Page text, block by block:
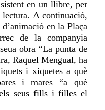
en un llibre, per
A continuació,
en la Plaça
de la companyia
obra “La punta de
Raquel Mengual, ha
i xiquetes a què
i mares “a què
seus fills i filles el